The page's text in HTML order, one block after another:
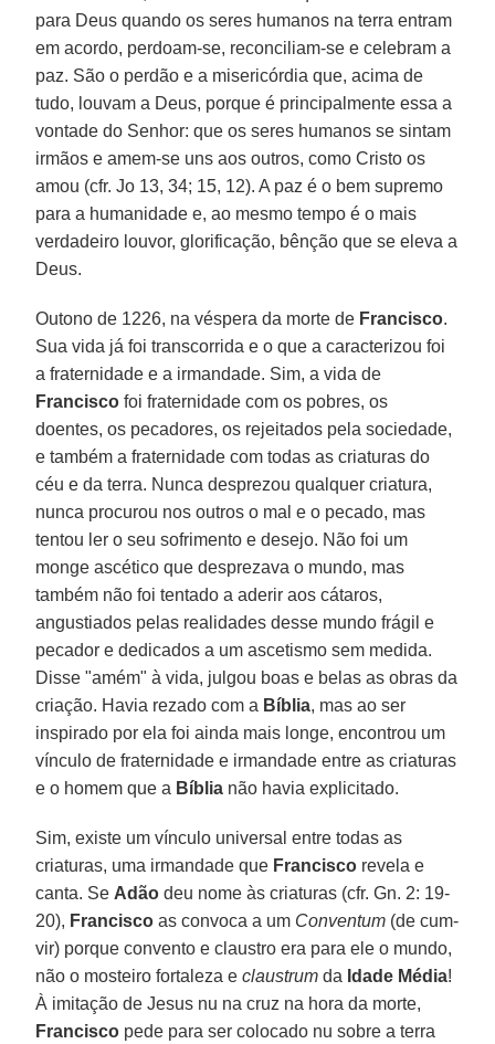
para Deus quando os seres humanos na terra entram
em acordo, perdoam-se, reconciliam-se e celebram a
paz. São o perdão e a misericórdia que, acima de
tudo, louvam a Deus, porque é principalmente essa a
vontade do Senhor: que os seres humanos se sintam
irmãos e amem-se uns aos outros, como Cristo os
amou (cfr. Jo 13, 34; 15, 12). A paz é o bem supremo
para a humanidade e, ao mesmo tempo é o mais
verdadeiro louvor, glorificação, bênção que se eleva a
Deus.
Outono de 1226, na véspera da morte de Francisco.
Sua vida já foi transcorrida e o que a caracterizou foi
a fraternidade e a irmandade. Sim, a vida de
Francisco foi fraternidade com os pobres, os
doentes, os pecadores, os rejeitados pela sociedade,
e também a fraternidade com todas as criaturas do
céu e da terra. Nunca desprezou qualquer criatura,
nunca procurou nos outros o mal e o pecado, mas
tentou ler o seu sofrimento e desejo. Não foi um
monge ascético que desprezava o mundo, mas
também não foi tentado a aderir aos cátaros,
angustiados pelas realidades desse mundo frágil e
pecador e dedicados a um ascetismo sem medida.
Disse "amém" à vida, julgou boas e belas as obras da
criação. Havia rezado com a Bíblia, mas ao ser
inspirado por ela foi ainda mais longe, encontrou um
vínculo de fraternidade e irmandade entre as criaturas
e o homem que a Bíblia não havia explicitado.
Sim, existe um vínculo universal entre todas as
criaturas, uma irmandade que Francisco revela e
canta. Se Adão deu nome às criaturas (cfr. Gn. 2: 19-
20), Francisco as convoca a um Conventum (de cum-
vir) porque convento e claustro era para ele o mundo,
não o mosteiro fortaleza eclaustrum da Idade Média!
À imitação de Jesus nu na cruz na hora da morte,
Francisco pede para ser colocado nu sobre a terra